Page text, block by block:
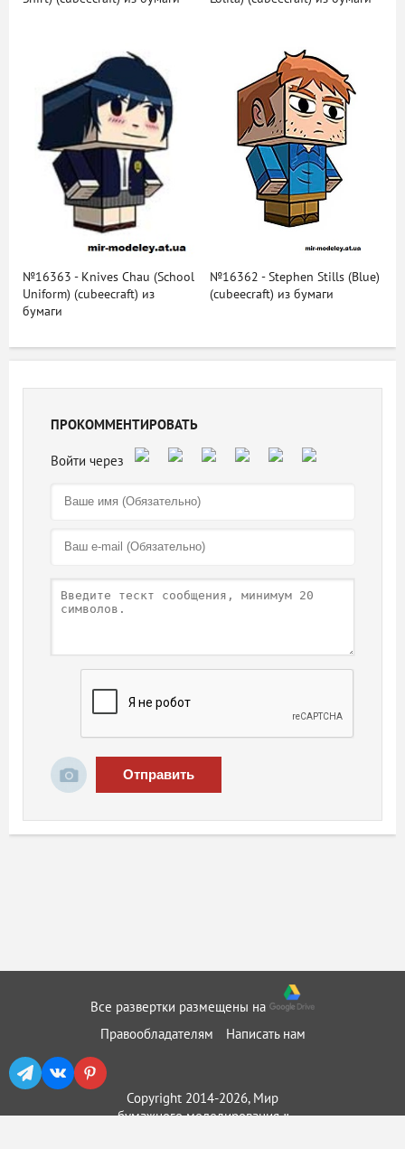
№16363 - Knives Chau (School
Uniform) (cubeecraft) из
бумаги
№16362 - Stephen Stills (Blue)
(cubeecraft) из бумаги
ПРОКОММЕНТИРОВАТЬ
Отправить
Все развертки размещены на
Правообладателям
Написать нам
Copyright 2014-2026, Мир
бумажного моделирования ::